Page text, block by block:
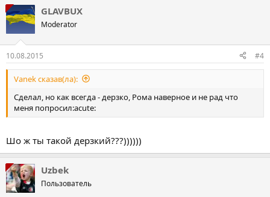
GLAVBUX
Moderator
10.08.2015 #4
Vanek сказав(ла):
Сделал, но как всегда - дерзко, Рома наверное и не рад что
меня попросил:acute:
Шо ж ты такой дерзкий???))))))
Uzbek
Пользователь